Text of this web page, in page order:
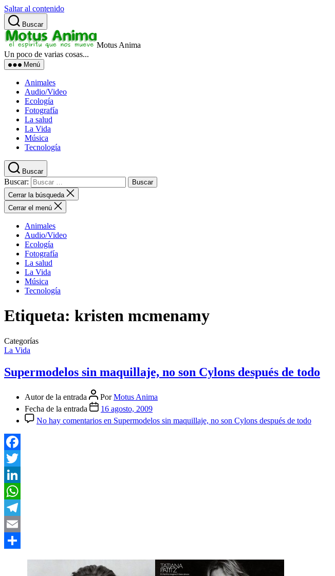
Saltar al contenido
Buscar
Motus Anima
Un poco de varias cosas...
Menú
Animales
Audio/Video
Ecología
Fotografía
La salud
La Vida
Música
Tecnología
Buscar
Buscar:
Cerrar la búsqueda
Cerrar el menú
Animales
Audio/Video
Ecología
Fotografía
La salud
La Vida
Música
Tecnología
Etiqueta: kristen mcmenamy
Categorías
La Vida
Supermodelos sin maquillaje, no son Cylons después de todo
Autor de la entrada PorMotus Anima
Fecha de la entrada
16 agosto, 2009
No hay comentarios en Supermodelos sin maquillaje, no son Cylons después de todo
Facebook
Twitter
LinkedIn
WhatsApp
Telegram
Email